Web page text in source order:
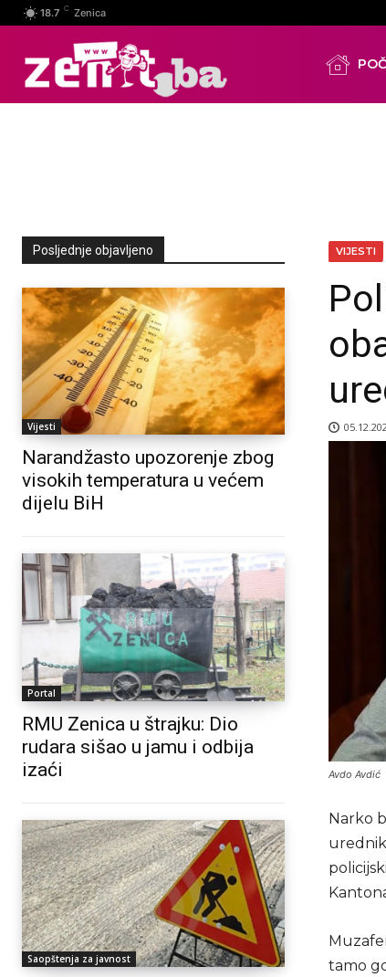
18.7 C Zenica
Posljednje objavljeno
Vijesti
Narandžasto upozorenje zbog
visokih temperatura u većem
dijelu BiH
Portal
RMU Zenica u štrajku: Dio
rudara sišao u jamu i odbija
izaći
Saopštenja za javnost
VIJESTI
Avdo Avdić
Narko
tamo